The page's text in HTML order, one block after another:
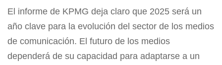
El informe de KPMG deja claro que 2025 será un
año clave para la evolución del sector de los medios
de comunicación. El futuro de los medios
dependerá de su capacidad para adaptarse a un